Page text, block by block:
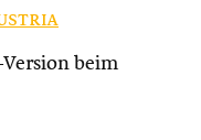
beim